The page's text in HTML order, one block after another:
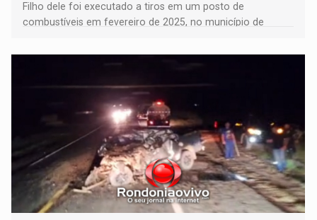
Filho dele foi executado a tiros em um posto de
combustíveis em fevereiro de 2025, no município de